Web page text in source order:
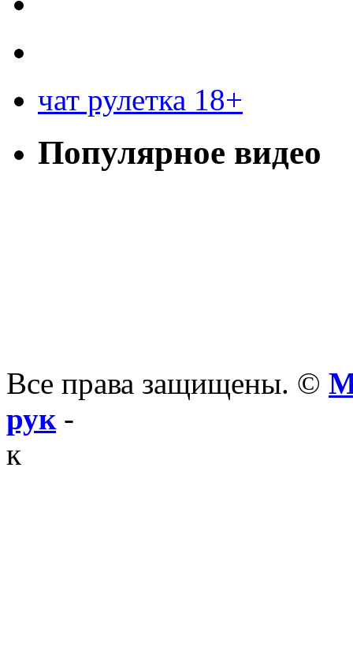
чат рулетка 18+
Популярное видео
Все права защищены. ©
рук-
к